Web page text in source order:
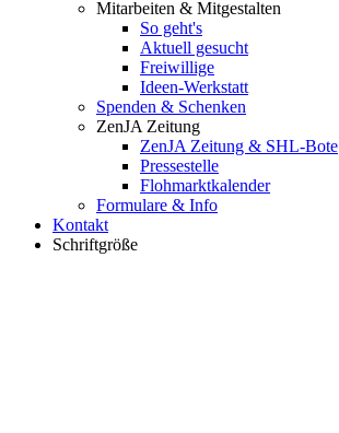
Mitarbeiten & Mitgestalten
So geht's
Aktuell gesucht
Freiwillige
Ideen-Werkstatt
Spenden & Schenken
ZenJA Zeitung
ZenJA Zeitung & SHL-Bote
Pressestelle
Flohmarktkalender
Formulare & Info
Kontakt
Schriftgröße